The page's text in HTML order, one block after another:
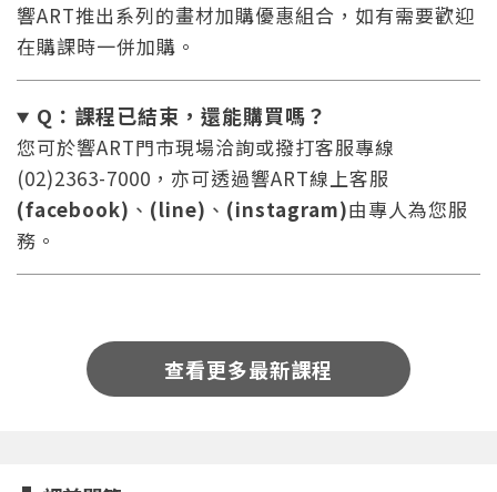
入。
重設密碼
點擊下方「確定」將前一位使用者強制登出。
取消
響ART推出系列的畫材加購優惠組合，如有需要歡迎
在購課時一併加購。
Q：課程已結束，還能購買嗎？
您可於響ART門市現場洽詢或撥打客服專線
(02)2363-7000，亦可透過響ART線上客服
(facebook) 、 (line) 、 (instagram)由專人為您服
務。
查看更多最新課程